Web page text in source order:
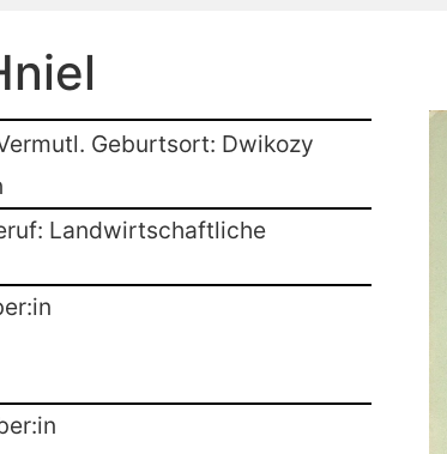
Geburtsort: Dwikozy
Landwirtschaftliche